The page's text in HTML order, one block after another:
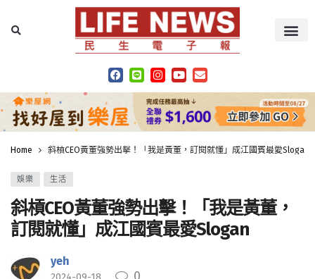
Home 斜槓CEO黃董強勢出擊！「我是黃董，訂閱就懂」成江國賓最愛Slogan
娛樂 生活
斜槓CEO黃董強勢出擊！「我是黃董，
訂閱就懂」成江國賓最愛Slogan
yeh